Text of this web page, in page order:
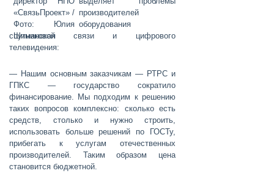
производителей
оборудования
спутниковой связи и цифрового
телевидения:
— Нашим основным заказчикам — РТРС и
ГПКС — государство сократило
финансирование. Мы подходим к решению
таких вопросов комплексно: сколько есть
средств, столько и нужно строить,
использовать больше решений по ГОСТу,
прибегать к услугам отечественных
производителей. Таким образом цена
становится бюджетной.